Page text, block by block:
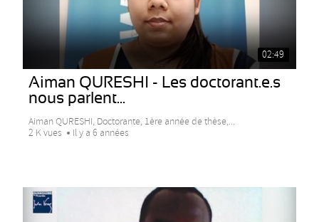
02:49
Aiman QURESHI - Les doctorant.e.s
nous parlent...
Aiman QURESHI, Doctorante, 1ère année de thèse,...
2 K vues
Il y a 6 années